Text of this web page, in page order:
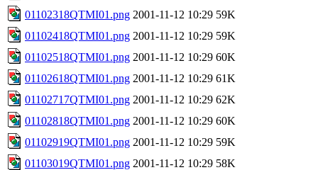
01102318QTMI01.png 2001-11-12 10:29 59K
01102418QTMI01.png 2001-11-12 10:29 59K
01102518QTMI01.png 2001-11-12 10:29 60K
01102618QTMI01.png 2001-11-12 10:29 61K
01102717QTMI01.png 2001-11-12 10:29 62K
01102818QTMI01.png 2001-11-12 10:29 60K
01102919QTMI01.png 2001-11-12 10:29 59K
01103019QTMI01.png 2001-11-12 10:29 58K